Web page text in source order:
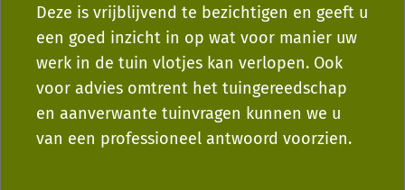
Deze is vrijblijvend te bezichtigen en geeft u
een goed inzicht in op wat voor manier uw
werk in de tuin vlotjes kan verlopen. Ook
voor advies omtrent het tuingereedschap
en aanverwante tuinvragen kunnen we u
van een professioneel antwoord voorzien.